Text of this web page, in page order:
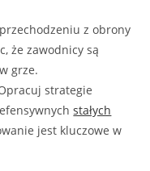
z obrony
że zawodnicy są
grze.
strategie
stałych
jest kluczowe w